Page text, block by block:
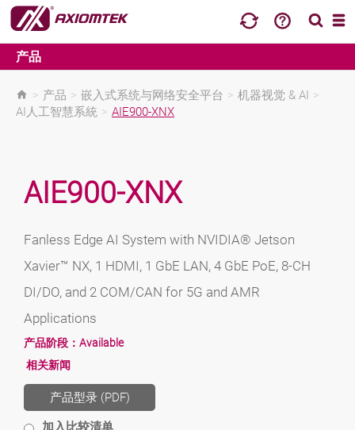
产品
> 产品 > 嵌入式系统与网络安全平台 > 机器视觉 & AI >
AI人工智慧系統 > AIE900-XNX
AIE900-XNX
Fanless Edge AI System with NVIDIA® Jetson
Xavier™ NX, 1 HDMI, 1 GbE LAN, 4 GbE PoE, 8-CH
DI/DO, and 2 COM/CAN for 5G and AMR
Applications
产品阶段： Available
相关新闻
产品型录 (PDF)
加入比较清单